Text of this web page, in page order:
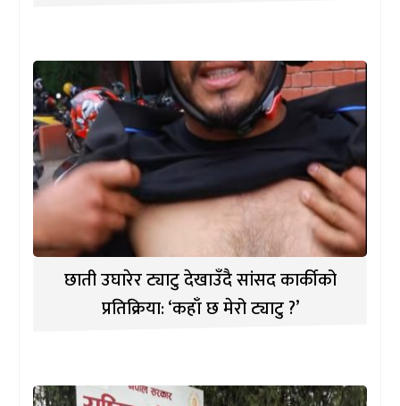
छाती उघारेर ट्याटु देखाउँदै सांसद कार्कीको
प्रतिक्रिया: ‘कहाँ छ मेरो ट्याटु ?’